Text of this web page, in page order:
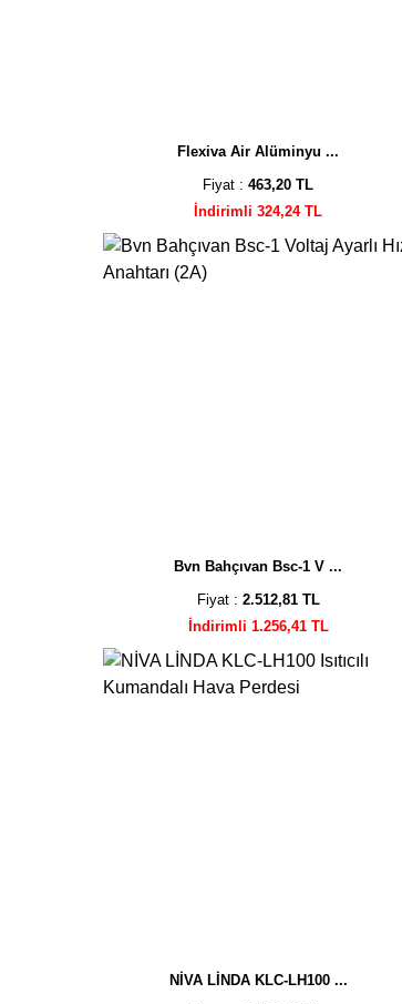
Flexiva Air Alüminyu ...
Fiyat :463,20 TL
İndirimli 324,24 TL
Bvn Bahçıvan Bsc-1 V ...
Fiyat : 2.512,81 TL
İndirimli 1.256,41 TL
NİVA LİNDA KLC-LH100 ...